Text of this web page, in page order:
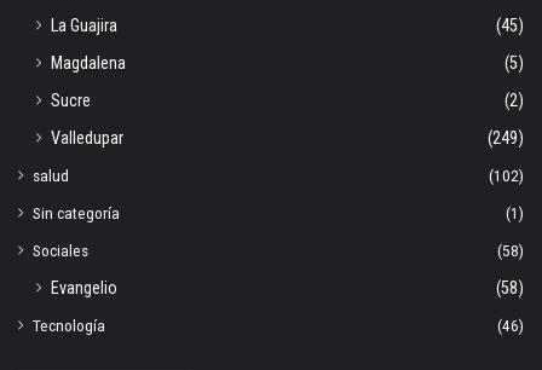
La Guajira
(45)
Magdalena
(5)
Sucre
(2)
Valledupar
(249)
salud
(102)
Sin categoría
(1)
Sociales
(58)
Evangelio
(58)
Tecnología
(46)